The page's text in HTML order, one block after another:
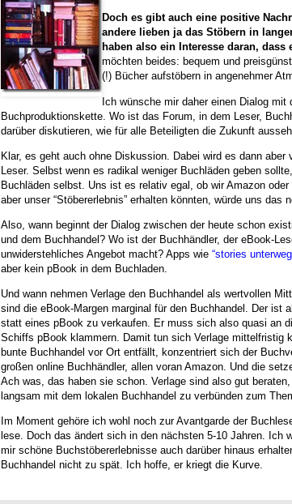
Doch es gibt auch eine positive
andere lieben ja das Stöbern in
haben also ein Interesse daran,
möchten beides: bequem und
(!) Bücher aufstöbern in angenehmer
Ich wünsche mir daher einen Dialog mit
Buchproduktionskette. Wo ist das Forum, in dem Leser,
darüber diskutieren, wie für alle Beteiligten die Zukunft
Klar, es geht auch ohne Diskussion. Dabei wird es dann aber
Leser. Selbst wenn es radikal weniger Buchläden geben
Buchläden selbst. Uns ist es relativ egal, ob wir Amazon
aber unser “Stöbererlebnis” erhalten könnten, würde uns das
Also, wann beginnt der Dialog zwischen der heute schon
und dem Buchhandel? Wo ist der Buchhändler, der eBook-
unwiderstehliches Angebot macht? Apps wie “stories
aber kein pBook in dem Buchladen.
Und wann nehmen Verlage den Buchhandel als wertvollen
sind die eBook-Margen marginal für den Buchhandel. Der ist
statt eines pBook zu verkaufen. Er muss sich also quasi an
Schiffs pBook klammern. Damit tun sich Verlage mittelfristig
bunte Buchhandel vor Ort entfällt, konzentriert sich der
großen online Buchhändler, allen voran Amazon. Und die
Ach was, das haben sie schon. Verlage sind also gut
langsam mit dem lokalen Buchhandel zu verbünden zum
Im Moment gehöre ich wohl noch zur Avantgarde der
lese. Doch das ändert sich in den nächsten 5-10 Jahren. Ich
mir schöne Buchstöbererlebnisse auch darüber hinaus
Buchhandel nicht zu spät. Ich hoffe, er kriegt die Kurve.